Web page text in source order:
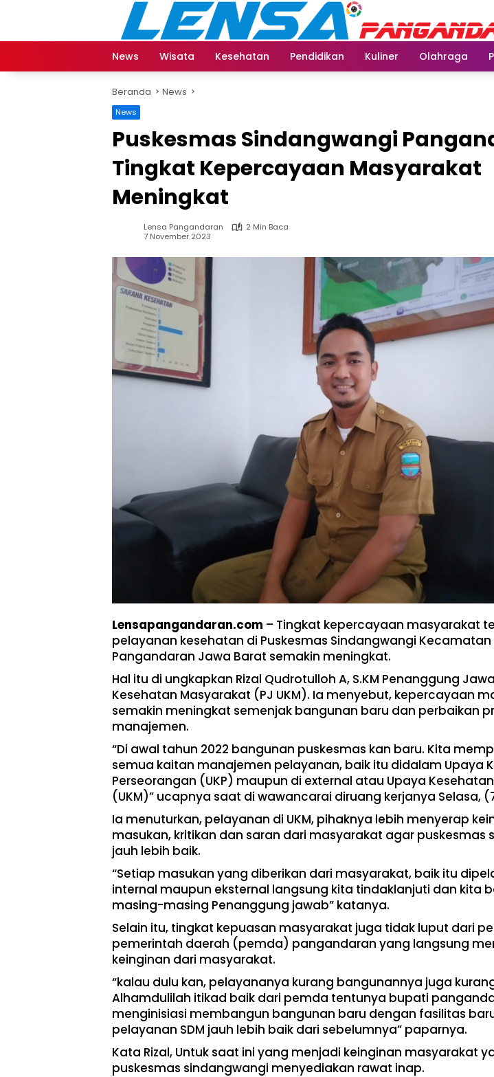
News
Wisata Kesehatan Pendidikan Kuliner Olahraga
Beranda News
News
Puskesmas Sindangwangi
Tingkat Kepercayaan Masyarakat
Meningkat
Lensa Pangandaran
2 Min Baca
7 November 2023
Lensapangandaran.com – Tingkat kepercayaan masyarakat
pelayanan kesehatan di Puskesmas Sindangwangi
Pangandaran Jawa Barat semakin meningkat.
Hal itu di ungkapkan Rizal Qudrotulloh A, S.KM Penanggung
Kesehatan Masyarakat (PJ UKM). Ia menyebut, kepercayaan
semakin meningkat semenjak bangunan baru dan perbaikan
manajemen.
“Di awal tahun 2022 bangunan puskesmas kan baru. Kita
semua kaitan manajemen pelayanan, baik itu didalam Upaya
Perseorangan (UKP) maupun di external atau Upaya
(UKM)” ucapnya saat di wawancarai diruang kerjanya Selasa,
Ia menuturkan, pelayanan di UKM, pihaknya lebih menyerap
masukan, kritikan dan saran dari masyarakat agar puskesmas
jauh lebih baik.
“Setiap masukan yang diberikan dari masyarakat, baik itu
internal maupun eksternal langsung kita tindaklanjuti dan kita
masing-masing Penanggung jawab” katanya.
Selain itu, tingkat kepuasan masyarakat juga tidak luput dari
pemerintah daerah (pemda) pangandaran yang langsung
keinginan dari masyarakat.
“kalau dulu kan, pelayananya kurang bangunannya juga
Alhamdulilah itikad baik dari pemda tentunya bupati
menginisiasi membangun bangunan baru dengan fasilitas
pelayanan SDM jauh lebih baik dari sebelumnya” paparnya.
Kata Rizal, Untuk saat ini yang menjadi keinginan masyarakat
puskesmas sindangwangi menyediakan rawat inap.